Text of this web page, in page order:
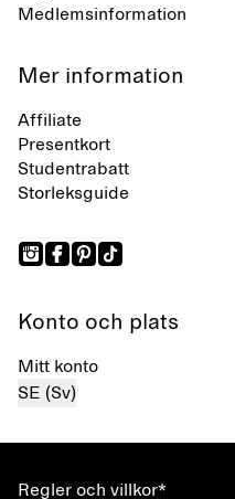
Medlemsinformation
Mer information
Affiliate
Presentkort
Studentrabatt
Storleksguide
Konto och plats
Mitt konto
SE (Sv)
Regler och villkor*